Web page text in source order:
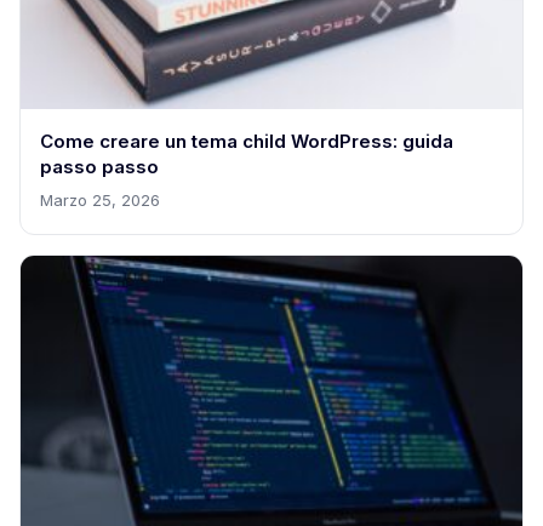
Come creare un tema child WordPress: guida
passo passo
Marzo 25, 2026